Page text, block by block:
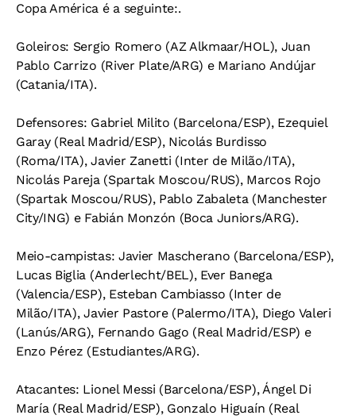
Copa América é a seguinte:.
Goleiros: Sergio Romero (AZ Alkmaar/HOL), Juan
Pablo Carrizo (River Plate/ARG) e Mariano Andújar
(Catania/ITA).
Defensores: Gabriel Milito (Barcelona/ESP), Ezequiel
Garay (Real Madrid/ESP), Nicolás Burdisso
(Roma/ITA), Javier Zanetti (Inter de Milão/ITA),
Nicolás Pareja (Spartak Moscou/RUS), Marcos Rojo
(Spartak Moscou/RUS), Pablo Zabaleta (Manchester
City/ING) e Fabián Monzón (Boca Juniors/ARG).
Meio-campistas: Javier Mascherano (Barcelona/ESP),
Lucas Biglia (Anderlecht/BEL), Ever Banega
(Valencia/ESP), Esteban Cambiasso (Inter de
Milão/ITA), Javier Pastore (Palermo/ITA), Diego Valeri
(Lanús/ARG), Fernando Gago (Real Madrid/ESP) e
Enzo Pérez (Estudiantes/ARG).
Atacantes: Lionel Messi (Barcelona/ESP), Ángel Di
María (Real Madrid/ESP), Gonzalo Higuaín (Real